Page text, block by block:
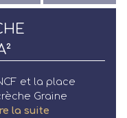
et la place
Graine
la suite